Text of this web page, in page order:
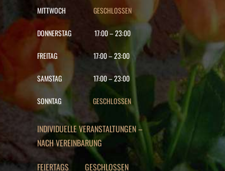
MITTWOCH GESCHLOSSEN
DONNERSTAG 17:00–23:00
FREITAG 17:00–23:00
SAMSTAG 17:00–23:00
SONNTAG GESCHLOSSEN
INDIVIDUELLE VERANSTALTUNGEN –
NACH VEREINBARUNG
FEIERTAGS GESCHLOSSEN